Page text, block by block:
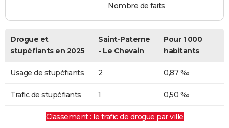
Nombre de faits
Drogue et
stupéfiants en 2025
Saint-Paterne
- Le Chevain
Pour 1 000
habitants
Usage de stupéfiants 2 0,87 ‰
Trafic de stupéfiants 1 0,50 ‰
Classement : le trafic de drogue par ville